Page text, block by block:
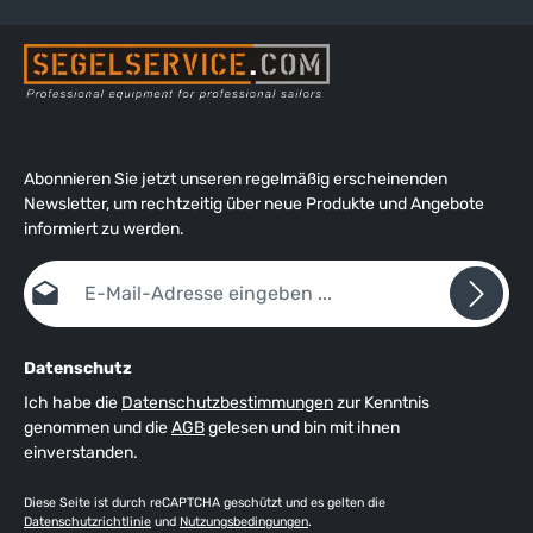
tragefreundlichem PU, zwei seitliche Einschubtaschen mit
Fleece-Fütterung, Innentasche mit Reißverschluss, Tunnelzug
am Bund, länger geschnittene Rückenpartie, atmungsaktives
zweilagiges XPOLRE-Gewebe, 100% wasserdicht, wasser-
Abonnieren Sie jetzt unseren regelmäßig erscheinenden
Newsletter, um rechtzeitig über neue Produkte und Angebote
informiert zu werden.
E-Mail-Adresse*
Datenschutz
Ich habe die Datenschutzbestimmungenzur Kenntnis
genommen und dieAGBgelesen und bin mit ihnen
einverstanden.
Diese Seite ist durch reCAPTCHA geschützt und es gelten die
Datenschutzrichtlinie und Nutzungsbedingungen.